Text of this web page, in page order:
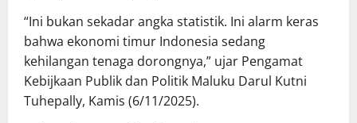
“Ini bukan sekadar angka statistik. Ini alarm keras
bahwa ekonomi timur Indonesia sedang
kehilangan tenaga dorongnya,” ujar Pengamat
Kebijkaan Publik dan Politik Maluku Darul Kutni
Tuhepally, Kamis (6/11/2025).